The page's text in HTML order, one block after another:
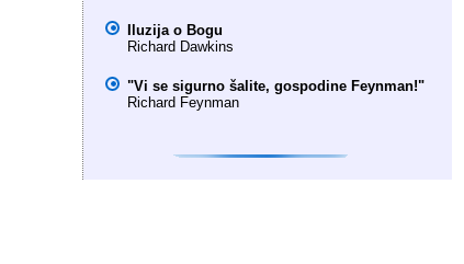
Iluzija o Bogu
Richard Dawkins
"Vi se sigurno šalite, gospodine Feynman!"
Richard Feynman